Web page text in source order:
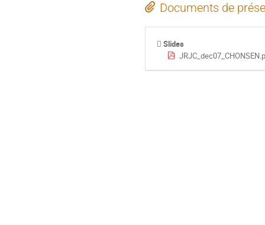
Documents de
Slides